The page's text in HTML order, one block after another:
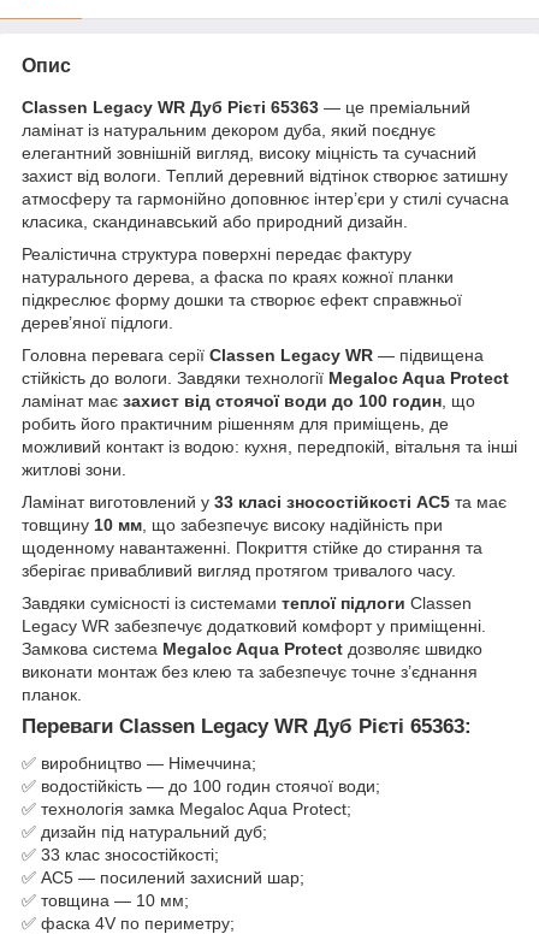
Опис
Classen Legacy WR Дуб Рієті 65363 — це преміальний
ламінат із натуральним декором дуба, який поєднує
елегантний зовнішній вигляд, високу міцність та сучасний
захист від вологи. Теплий деревний відтінок створює затишну
атмосферу та гармонійно доповнює інтер’єри у стилі сучасна
класика, скандинавський або природний дизайн.
Реалістична структура поверхні передає фактуру
натурального дерева, а фаска по краях кожної планки
підкреслює форму дошки та створює ефект справжньої
дерев’яної підлоги.
Головна перевага серії Classen Legacy WR — підвищена
стійкість до вологи. Завдяки технології Megaloc Aqua Protect
ламінат має захист від стоячої води до 100 годин , що
робить його практичним рішенням для приміщень, де
можливий контакт із водою: кухня, передпокій, вітальня та інші
житлові зони.
Ламінат виготовлений у 33 класі зносостійкості AC5 та має
товщину 10 мм , що забезпечує високу надійність при
щоденному навантаженні. Покриття стійке до стирання та
зберігає привабливий вигляд протягом тривалого часу.
Завдяки сумісності із системами теплої підлоги Classen
Legacy WR забезпечує додатковий комфорт у приміщенні.
Замкова система Megaloc Aqua Protect дозволяє швидко
виконати монтаж без клею та забезпечує точне з’єднання
планок.
Переваги Classen Legacy WR Дуб Рієті 65363:
✅ виробництво — Німеччина;
✅ водостійкість — до 100 годин стоячої води;
✅ технологія замка Megaloc Aqua Protect;
✅ дизайн під натуральний дуб;
✅ 33 клас зносостійкості;
✅ AC5 — посилений захисний шар;
✅ товщина — 10 мм;
✅ фаска 4V по периметру;